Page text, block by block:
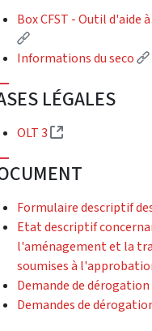
Box CFST - Outil d'aide
(External link)
Informations du seco
LÉGALES
OLT 3 (External link)
Formulaire descriptif
Etat descriptif
l'aménagement et la
soumises à
Demande de
Demandes de